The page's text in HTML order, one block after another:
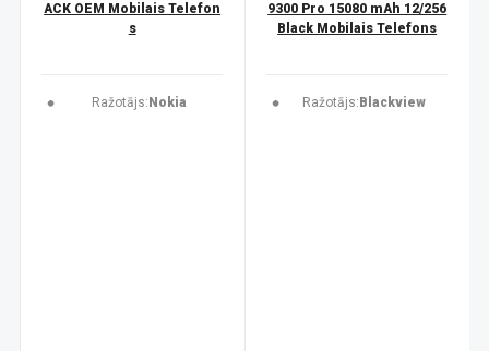
ACK OEM Mobilais Telefon
s
Ražotājs: Nokia
9300 Pro 15080 mAh 12/256
Black Mobilais Telefons
Ražotājs: Blackview